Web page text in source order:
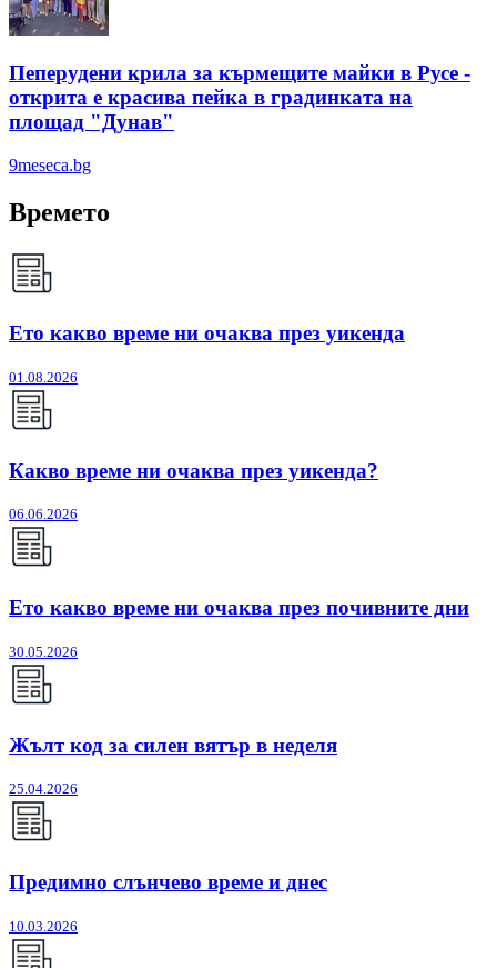
Пеперудени крила за кърмещите майки в Русе -
открита е красива пейка в градинката на
площад "Дунав"
9meseca.bg
Времето
Ето какво време ни очаква през уикенда
01.08.2026
Какво време ни очаква през уикенда?
06.06.2026
Ето какво време ни очаква през почивните дни
30.05.2026
Жълт код за силен вятър в неделя
25.04.2026
Предимно слънчево време и днес
10.03.2026